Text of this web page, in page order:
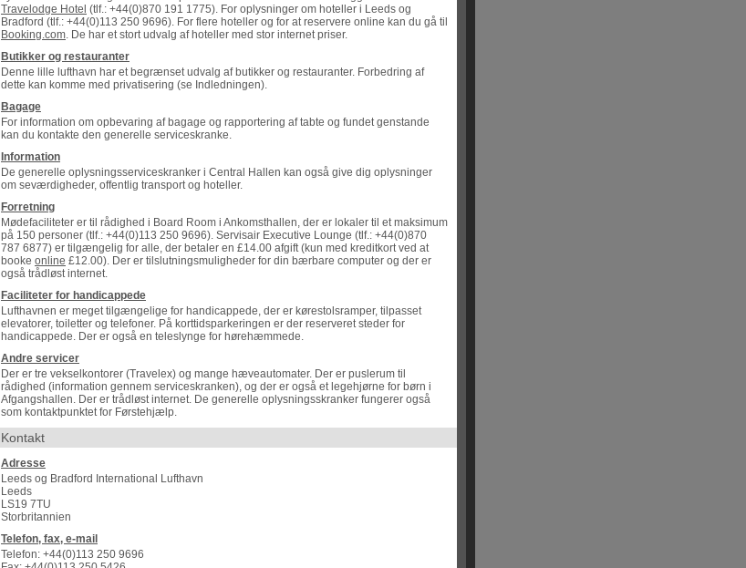
Travelodge Hotel (tlf.: +44(0)870 191 1775). For oplysninger om hoteller i Leeds og
Bradford (tlf.: +44(0)113 250 9696). For flere hoteller og for at reservere online kan du gå til
Booking.com. De har et stort udvalg af hoteller med stor internet priser.
Butikker og restauranter
Denne lille lufthavn har et begrænset udvalg af butikker og restauranter. Forbedring af
dette kan komme med privatisering (se Indledningen).
Bagage
For information om opbevaring af bagage og rapportering af tabte og fundet genstande
kan du kontakte den generelle serviceskranke.
Information
De generelle oplysningsserviceskranker i Central Hallen kan også give dig oplysninger
om seværdigheder, offentlig transport og hoteller.
Forretning
Mødefaciliteter er til rådighed i Board Room i Ankomsthallen, der er lokaler til et maksimum
på 150 personer (tlf.: +44(0)113 250 9696). Servisair Executive Lounge (tlf.: +44(0)870
787 6877) er tilgængelig for alle, der betaler en £14.00 afgift (kun med kreditkort ved at
booke online £12.00). Der er tilslutningsmuligheder for din bærbare computer og der er
også trådløst internet.
Faciliteter for handicappede
Lufthavnen er meget tilgængelige for handicappede, der er kørestolsramper, tilpasset
elevatorer, toiletter og telefoner. På korttidsparkeringen er der reserveret steder for
handicappede. Der er også en teleslynge for hørehæmmede.
Andre servicer
Der er tre vekselkontorer (Travelex) og mange hæveautomater. Der er puslerum til
rådighed (information gennem serviceskranken), og der er også et legehjørne for børn i
Afgangshallen. Der er trådløst internet. De generelle oplysningsskranker fungerer også
som kontaktpunktet for Førstehjælp.
Kontakt
Adresse
Leeds og Bradford International Lufthavn
Leeds
LS19 7TU
Storbritannien
Telefon, fax, e-mail
Telefon: +44(0)113 250 9696